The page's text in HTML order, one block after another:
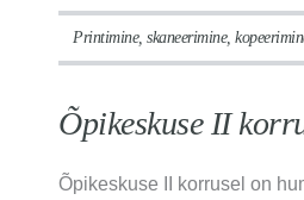
Printimine, skaneerimine,
Õpikeskuse II
Õpikeskuse II korrusel on